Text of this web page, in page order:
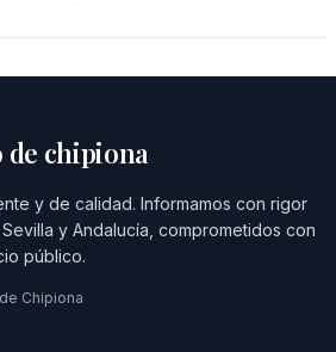
de chipiona
y de calidad. Informamos con rigor
y Andalucía, comprometidos con
público.
Chipiona